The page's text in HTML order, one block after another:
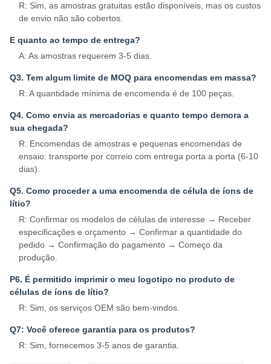
R: Sim, as amostras gratuitas estão disponíveis, mas os custos
de envio não são cobertos.
E quanto ao tempo de entrega?
A: As amostras requerem 3-5 dias.
Q3. Tem algum limite de MOQ para encomendas em massa?
R: A quantidade mínima de encomenda é de 100 peças.
Q4. Como envia as mercadorias e quanto tempo demora a
sua chegada?
R: Encomendas de amostras e pequenas encomendas de
ensaio: transporte por correio com entrega porta a porta (6-10
dias).
Q5. Como proceder a uma encomenda de célula de íons de
lítio?
R: Confirmar os modelos de células de interesse → Receber
especificações e orçamento → Confirmar a quantidade do
pedido → Confirmação do pagamento → Começo da
produção.
P6. É permitido imprimir o meu logotipo no produto de
células de íons de lítio?
R: Sim, os serviços OEM são bem-vindos.
Q7: Você oferece garantia para os produtos?
R: Sim, fornecemos 3-5 anos de garantia.